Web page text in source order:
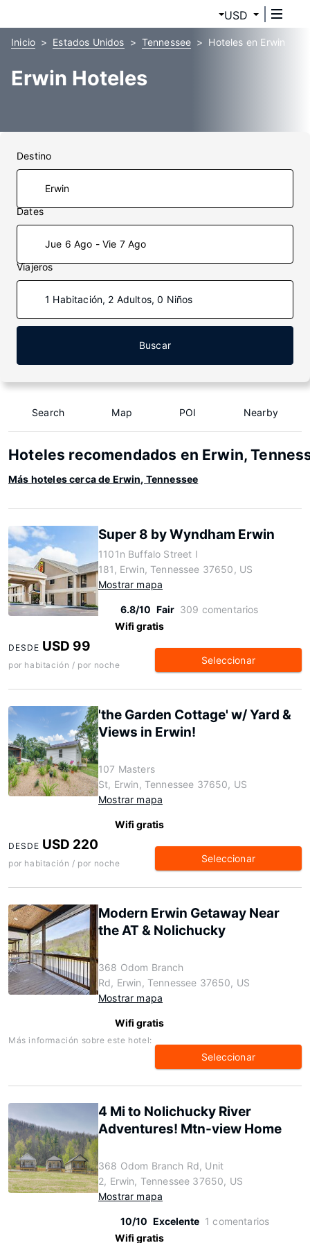
USD
Inicio Estados Unidos Tennessee Hoteles en Erwin
Erwin Hoteles
Destino
Dates
Jue 6 Ago - Vie 7 Ago
Viajeros
1 Habitación, 2 Adultos, 0 Niños
Buscar
Search Map POI Nearby
Hoteles recomendados en Erwin,
Más hoteles cerca de Erwin, Tennessee
Super 8 by Wyndham Erwin
1101n Buffalo Street I
181, Erwin, Tennessee 37650, US
Mostrar mapa
6.8/10 Fair 309 comentarios
Wifi gratis
DESDE USD 99
por habitación / por noche Seleccionar
'the Garden Cottage' w/ Yard &
Views in Erwin!
107 Masters
St, Erwin, Tennessee 37650, US
Mostrar mapa
Wifi gratis
DESDE USD 220
por habitación / por noche Seleccionar
Modern Erwin Getaway Near
the AT & Nolichucky
368 Odom Branch
Rd, Erwin, Tennessee 37650, US
Mostrar mapa
Wifi gratis
Más información sobre este hotel:
Seleccionar
4 Mi to Nolichucky River
Adventures! Mtn-view Home
368 Odom Branch Rd, Unit
2, Erwin, Tennessee 37650, US
Mostrar mapa
10/10 Excelente 1 comentarios
Wifi gratis